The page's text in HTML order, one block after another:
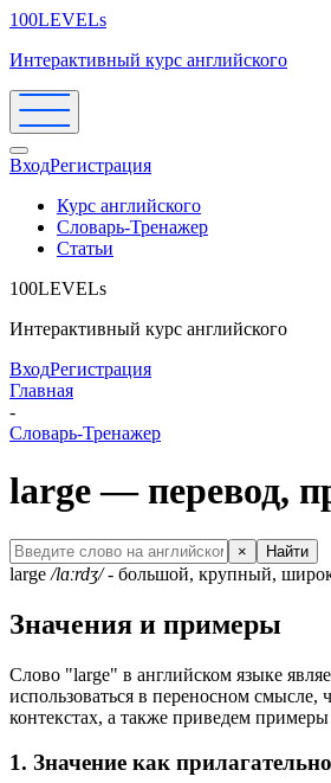
100LEVELs
Интерактивный курс английского
ВходРегистрация
Курс английского
Словарь-Тренажер
Статьи
100LEVELs
Интерактивный курс английского
ВходРегистрация
Главная
-
Словарь-Тренажер
large — перевод,
× Найти
large /lɑːrdʒ/- большой, крупный,
Значения и примеры
Слово "large" в английском языке
использоваться в переносном смысле,
контекстах, а также приведем
1. Значение как